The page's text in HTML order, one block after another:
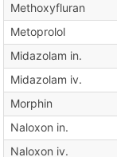
Methoxyfluran
Metoprolol
Midazolam in.
Midazolam iv.
Morphin
Naloxon in.
Naloxon iv.